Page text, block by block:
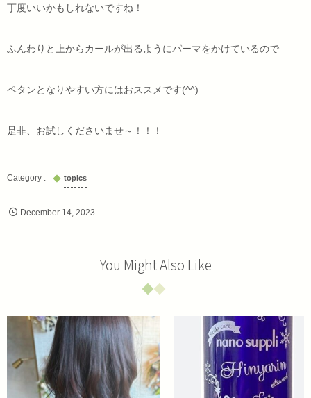
丁度いいかもしれないですね！
ふんわりと上からカールが出るようにパーマをかけているので
ペタンとなりやすい方にはおススメです(^^)
是非、お試しくださいませ～！！！
topics
December 14 ,2023
You Might Also Like